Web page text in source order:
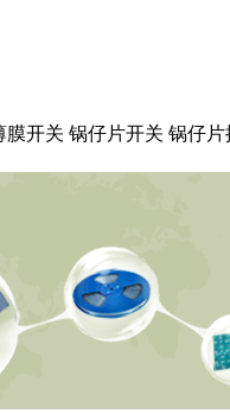
开关 锅仔片开关 锅仔